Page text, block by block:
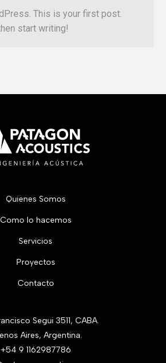
This is your first post.
start writing!
Quienes Somos
Como lo hacemos
Servicios
Proyectos
Contacto
Segui 3511, CABA.
Aires, Argentina.
+54 9 1162987786